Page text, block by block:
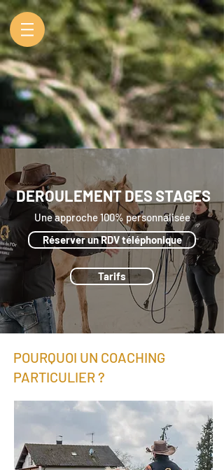
DEROULEMENT DES STAGES
Une approche 100% personnalisée
Réserver un RDV téléphonique
Tarifs
POURQUOI UN COACHING
PARTICULIER ?